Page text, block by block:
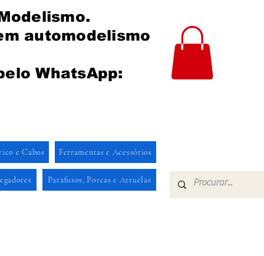
automodelismo
WhatsApp:
e Cabos Ferramentas e Acessórios
Parafusos, Porcas e Arruelas